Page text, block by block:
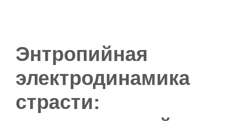
Энтропийная
электродинамика
страсти: